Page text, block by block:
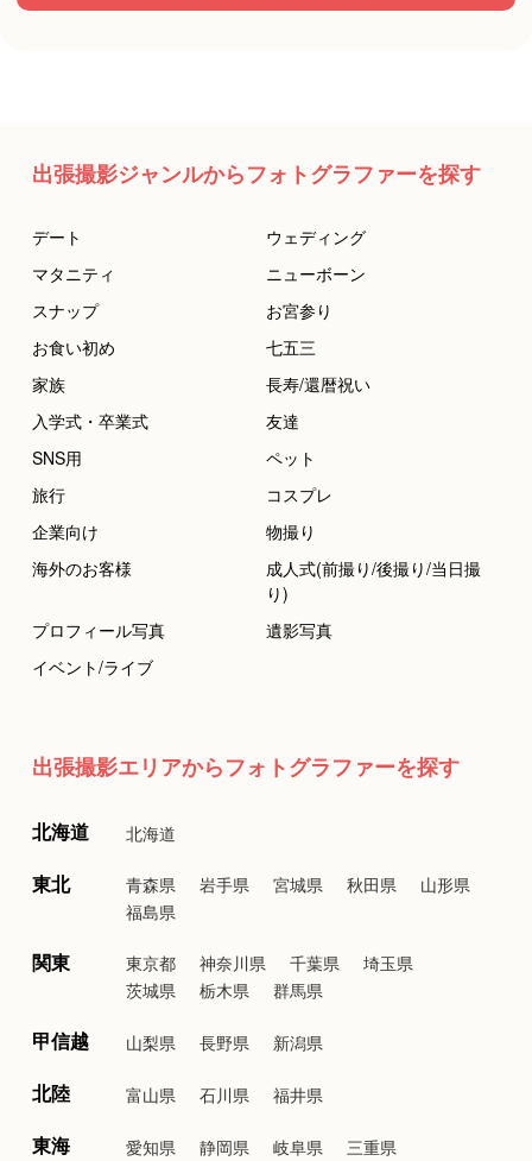
出張撮影ジャンルからフォトグラファーを探す
デート
ウェディング
マタニティ
ニューボーン
スナップ
お宮参り
お食い初め
七五三
家族
長寿/還暦祝い
入学式・卒業式
友達
SNS用
ペット
旅行
コスプレ
企業向け
物撮り
海外のお客様
成人式(前撮り/後撮り/当日撮
り)
プロフィール写真
遺影写真
イベント/ライブ
出張撮影エリアからフォトグラファーを探す
北海道 北海道
東北 青森県 岩手県 宮城県 秋田県
山形県
福島県
関東 東京都 神奈川県 千葉県
埼玉県
茨城県
栃木県 群馬県
甲信越 山梨県 長野県 新潟県
北陸 富山県 石川県 福井県
東海 愛知県 静岡県 岐阜県 三重県